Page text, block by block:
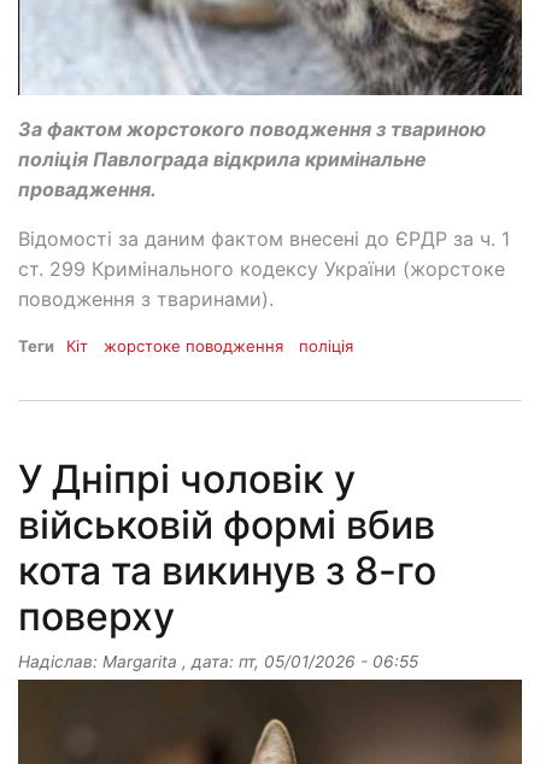
За фактом жорстокого поводження з твариною
поліція Павлограда відкрила кримінальне
провадження.
Відомості за даним фактом внесені до ЄРДР за ч. 1
ст. 299 Кримінального кодексу України (жорстоке
поводження з тваринами).
Теги Кіт жорстоке поводження поліція
У Дніпрі чоловік у
військовій формі вбив
кота та викинув з 8-го
поверху
Надіслав: Margarita , дата: пт, 05/01/2026 - 06:55